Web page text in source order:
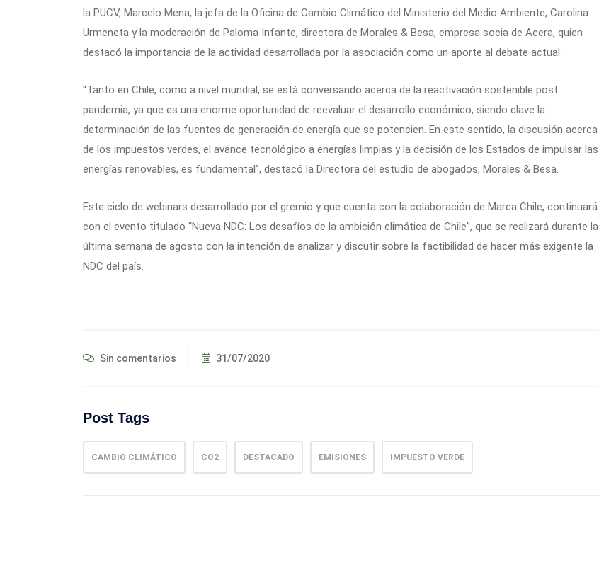
la PUCV, Marcelo Mena, la jefa de la Oficina de Cambio Climático del Ministerio del Medio Ambiente, Carolina
Urmeneta y la moderación de Paloma Infante, directora de Morales & Besa, empresa socia de Acera, quien
destacó la importancia de la actividad desarrollada por la asociación como un aporte al debate actual.
“Tanto en Chile, como a nivel mundial, se está conversando acerca de la reactivación sostenible post
pandemia, ya que es una enorme oportunidad de reevaluar el desarrollo económico, siendo clave la
determinación de las fuentes de generación de energía que se potencien. En este sentido, la discusión acerca
de los impuestos verdes, el avance tecnológico a energías limpias y la decisión de los Estados de impulsar las
energías renovables, es fundamental”, destacó la Directora del estudio de abogados, Morales & Besa.
Este ciclo de webinars desarrollado por el gremio y que cuenta con la colaboración de Marca Chile, continuará
con el evento titulado “Nueva NDC: Los desafíos de la ambición climática de Chile”, que se realizará durante la
última semana de agosto con la intención de analizar y discutir sobre la factibilidad de hacer más exigente la
NDC del país.
Sin comentarios 31/07/2020
Post Tags
CAMBIO CLIMÁTICO CO2 DESTACADO EMISIONES IMPUESTO VERDE